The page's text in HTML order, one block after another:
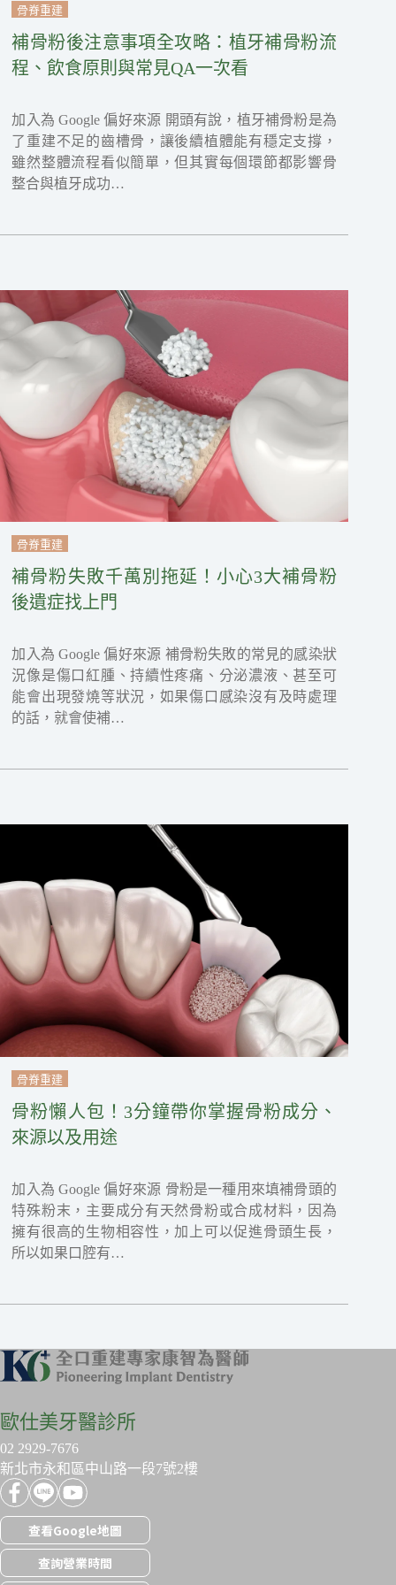
骨脊重建
補骨粉後注意事項全攻略：植牙補骨粉流
程、飲食原則與常見QA一次看
加入為 Google 偏好來源 開頭有說，植牙補骨粉是為
了重建不足的齒槽骨，讓後續植體能有穩定支撐，
雖然整體流程看似簡單，但其實每個環節都影響骨
整合與植牙成功…
骨脊重建
補骨粉失敗千萬別拖延！小心3大補骨粉
後遺症找上門
加入為 Google 偏好來源 補骨粉失敗的常見的感染狀
況像是傷口紅腫、持續性疼痛、分泌濃液、甚至可
能會出現發燒等狀況，如果傷口感染沒有及時處理
的話，就會使補…
骨脊重建
骨粉懶人包！3分鐘帶你掌握骨粉成分、
來源以及用途
加入為 Google 偏好來源 骨粉是一種用來填補骨頭的
特殊粉末，主要成分有天然骨粉或合成材料，因為
擁有很高的生物相容性，加上可以促進骨頭生長，
所以如果口腔有…
歐仕美牙醫診所
02 2929-7676
新北市永和區中山路一段7號2樓
查看Google地圖
查詢營業時間